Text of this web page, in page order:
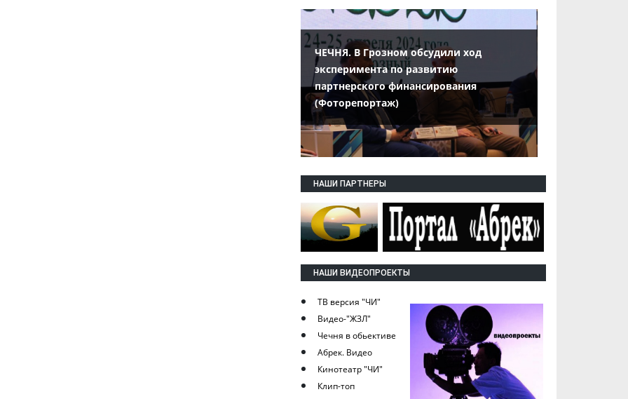
ЧЕЧНЯ. В Грозном обсудили ход
эксперимента по развитию
партнерского финансирования
(Фоторепортаж)
НАШИ ПАРТНЕРЫ
НАШИ ВИДЕОПРОЕКТЫ
ТВ версия "ЧИ"
Видео-"ЖЗЛ"
Чечня в обьективе
Абрек. Видео
Кинотеатр "ЧИ"
Клип-топ